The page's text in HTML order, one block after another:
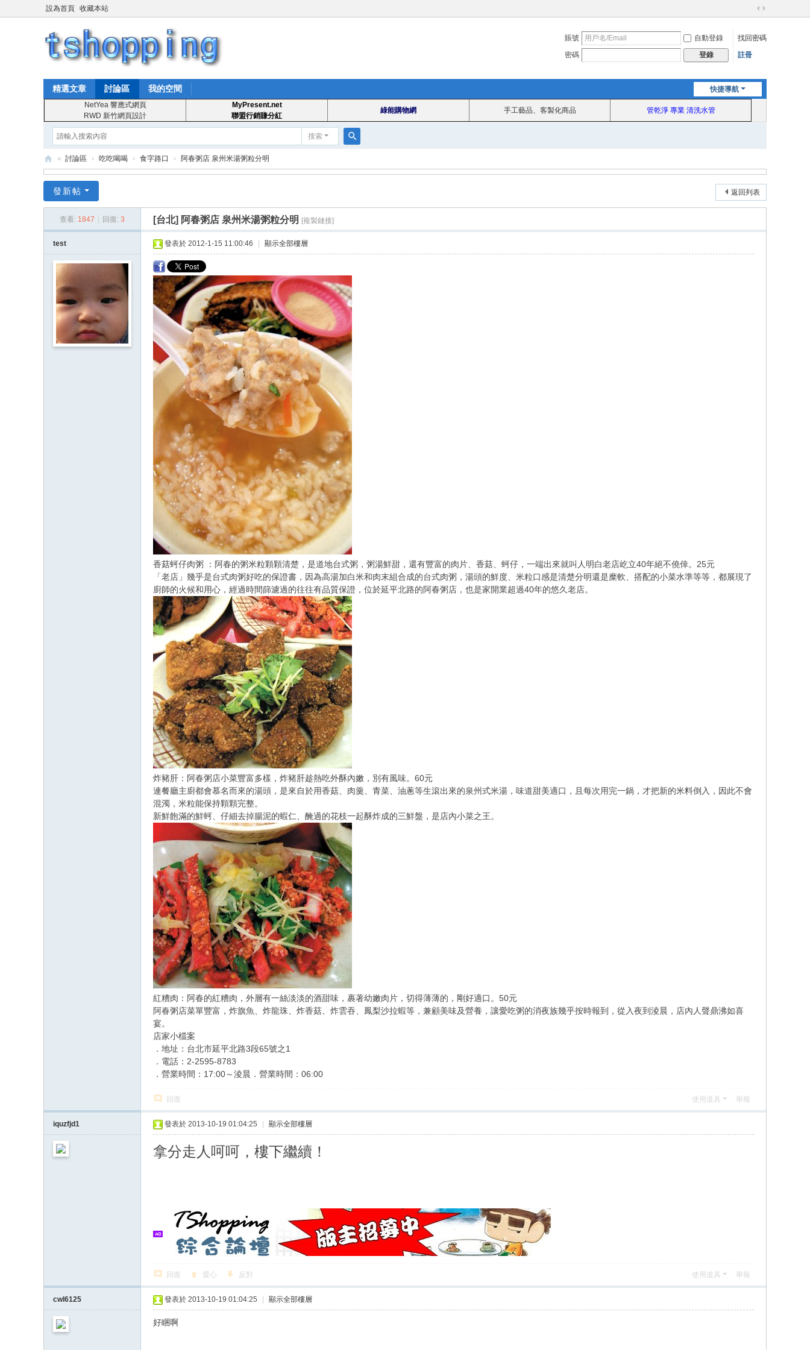
設為首頁 收藏本站
切
到
賬號 自動登錄
找回密碼
密碼
登錄 註冊
快捷導航
精選文章 討論區 我的空間
NetYea 響應式網頁
RWD 新竹網頁設計
MyPresent.net
聯盟行銷賺分紅
綠能購物網 手工藝品、客製化商品 管乾淨 專業 清洗水管
搜索
索
T
ho
pp
» 討論區 › 吃吃喝喝 › 食字路口 › 阿春粥店 泉州米湯粥粒分明
返回列表
發新帖
查看: 1847 回復: 3 [台北] 阿春粥店 泉州米湯粥粒分明 [複製鏈接]
test 發表於 2012-1-15 11:00:46 顯示全部樓層
香菇蚵仔肉粥 ：阿春的粥米粒顆顆清楚，是道地台式粥，粥湯鮮甜，還有豐富的肉片、香菇、蚵仔，一端出來就叫人明白老店屹立40年絕不僥倖。25元
「老店」幾乎是台式肉粥好吃的保證書，因為高湯加白米和肉末組合成的台式肉粥，湯頭的鮮度、米粒口感是清楚分明還是糜軟、搭配的小菜水準等等，都展現了
廚師的火候和用心，經過時間篩濾過的往往有品質保證，位於延平北路的阿春粥店，也是家開業超過40年的悠久老店。
炸豬肝：阿春粥店小菜豐富多樣，炸豬肝趁熱吃外酥內嫩，別有風味。60元
連餐廳主廚都會慕名而來的湯頭，是來自於用香菇、肉羹、青菜、油蔥等生滾出來的泉州式米湯，味道甜美適口，且每次用完一鍋，才把新的米料倒入，因此不會
混濁，米粒能保持顆顆完整。
新鮮飽滿的鮮蚵、仔細去掉腸泥的蝦仁、醃過的花枝一起酥炸成的三鮮盤，是店內小菜之王。
紅糟肉：阿春的紅糟肉，外層有一絲淡淡的酒甜味，裹著幼嫩肉片，切得薄薄的，剛好適口。50元
阿春粥店菜單豐富，炸旗魚、炸龍珠、炸香菇、炸雲吞、鳳梨沙拉蝦等，兼顧美味及營養，讓愛吃粥的消夜族幾乎按時報到，從入夜到淩晨，店內人聲鼎沸如喜
宴。
店家小檔案
．地址：台北市延平北路3段65號之1
．電話：2-2595-8783
．營業時間：17:00～淩晨．營業時間：06:00
回復 使用道具 舉報
iquzfjd1 發表於 2013-10-19 01:04:25 顯示全部樓層
拿分走人呵呵，樓下繼續！
回復 愛心 反對 使用道具 舉報
cwl6125 發表於 2013-10-19 01:04:25 顯示全部樓層
好睏啊